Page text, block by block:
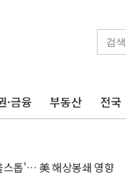
·금융 부동산 전국
정청래 격차 확대'